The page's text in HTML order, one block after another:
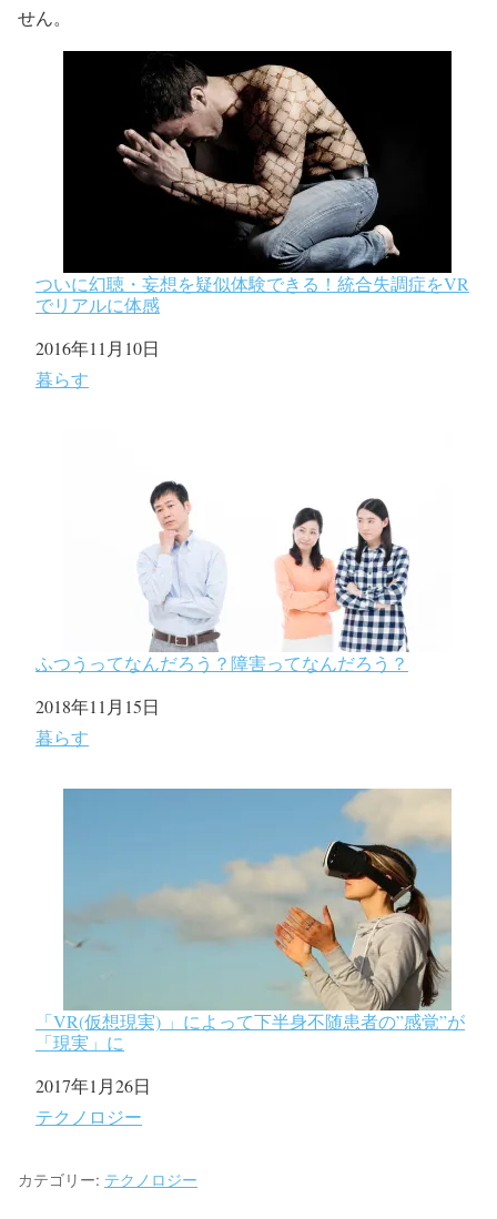
せん。
ついに幻聴・妄想を疑似体験できる！統合失調症をVR
でリアルに体感
日付
2016年11月10日
関連理由
暮らす
ふつうってなんだろう？障害ってなんだろう？
日付
2018年11月15日
関連理由
暮らす
「VR(仮想現実) 」によって下半身不随患者の”感覚”が
「現実」に
日付
2017年1月26日
関連理由
テクノロジー
カテゴリー: テクノロジー